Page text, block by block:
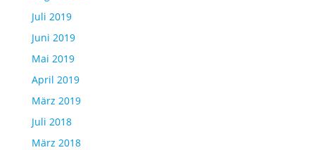
Juli 2019
Juni 2019
Mai 2019
April 2019
März 2019
Juli 2018
März 2018